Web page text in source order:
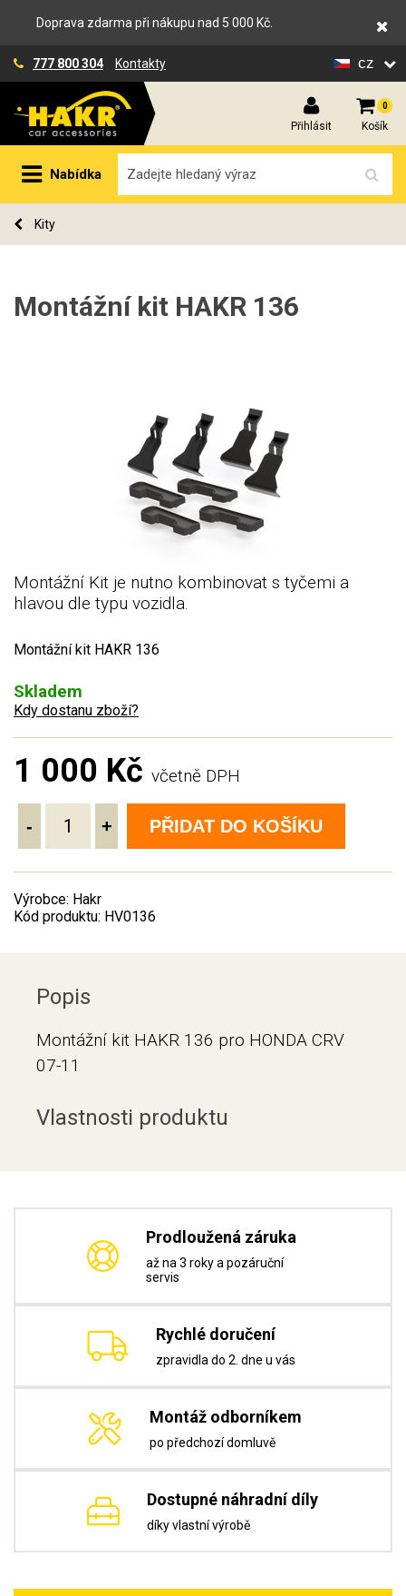
Doprava zdarma při nákupu nad 5 000 Kč.
777 800 304 Kontakty cz
Přihlásit
0
Košík
Nabídka
Kity
Montážní kit HAKR 136
Montážní Kit je nutno kombinovat s tyčemi a
hlavou dle typu vozidla.
Montážní kit HAKR 136
Skladem
Kdy dostanu zboží?
1 000 Kč včetně DPH
- + PŘIDAT DO KOŠÍKU
Výrobce: Hakr
Kód produktu: HV0136
Popis
Montážní kit HAKR 136 pro HONDA CRV
07-11
Vlastnosti produktu
Prodloužená záruka
až na 3 roky a pozáruční
servis
Rychlé doručení
zpravidla do 2. dne u vás
Montáž odborníkem
po předchozí domluvě
Dostupné náhradní díly
díky vlastní výrobě